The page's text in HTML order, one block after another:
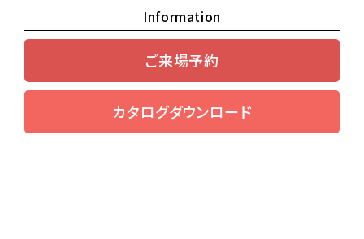
Information
ご来場予約
カタログダウンロード